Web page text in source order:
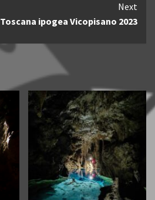
Next
Toscana ipogea Vicopisano 2023